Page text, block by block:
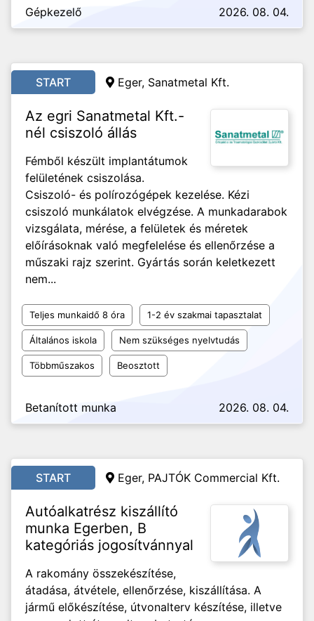
Gépkezelő 2026. 08. 04.
START Eger, Sanatmetal Kft.
Az egri Sanatmetal Kft.-
nél csiszoló állás
Fémből készült implantátumok
felületének csiszolása.
Csiszoló- és polírozógépek kezelése. Kézi
csiszoló munkálatok elvégzése. A munkadarabok
vizsgálata, mérése, a felületek és méretek
előírásoknak való megfelelése és ellenőrzése a
műszaki rajz szerint. Gyártás során keletkezett
nem...
Teljes munkaidő 8 óra 1-2 év szakmai tapasztalat
Általános iskola Nem szükséges nyelvtudás
Többműszakos Beosztott
Betanított munka 2026. 08. 04.
START Eger, PAJTÓK Commercial Kft.
Autóalkatrész kiszállító
munka Egerben, B
kategóriás jogosítvánnyal
A rakomány összekészítése,
átadása, átvétele, ellenőrzése, kiszállítása. A
jármű előkészítése, útvonalterv készítése, illetve